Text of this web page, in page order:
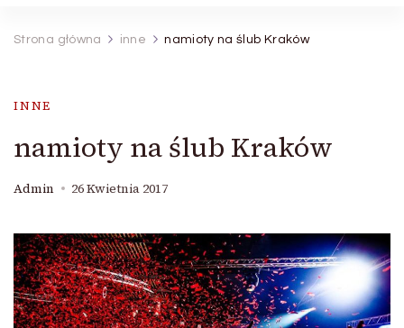
Strona główna inne namioty na ślub Kraków
INNE
namioty na ślub Kraków
Admin 26 Kwietnia 2017